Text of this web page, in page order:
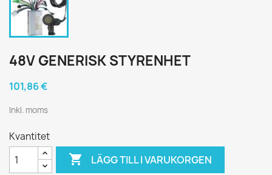
48V GENERISK STYRENHET
101,86 €
Inkl. moms
Kvantitet
 LÄGG TILL I VARUKORGEN